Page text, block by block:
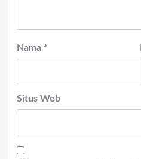
Nama *
Situs Web